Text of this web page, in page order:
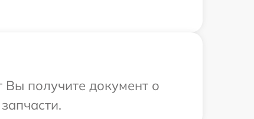
Вы получите документ о